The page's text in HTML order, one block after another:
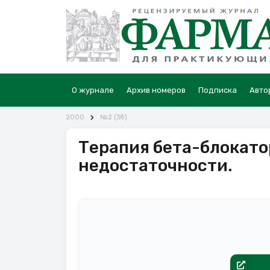
О журнале Архив номеров Подписка
2000 №2 (38)
Терапия бета-
недостаточности.